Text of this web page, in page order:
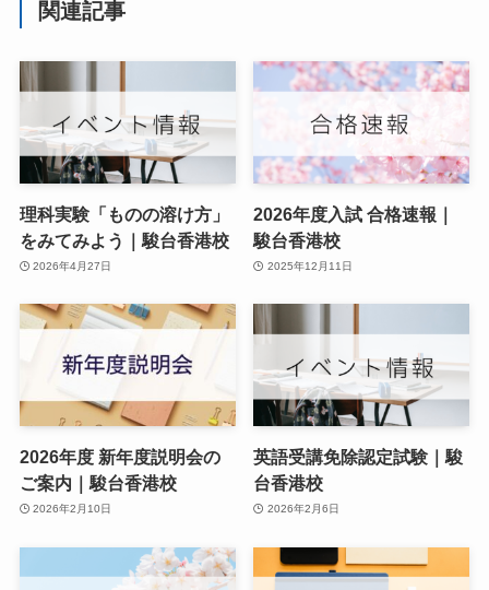
関連記事
理科実験「ものの溶け方」
をみてみよう｜駿台香港校
2026年4月27日
2026年度入試 合格速報｜
駿台香港校
2025年12月11日
2026年度 新年度説明会の
ご案内｜駿台香港校
2026年2月10日
英語受講免除認定試験｜駿
台香港校
2026年2月6日